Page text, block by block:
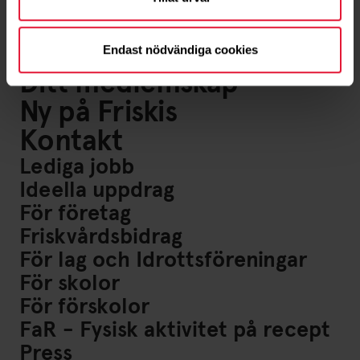
Endast nödvändiga cookies
Om oss
Föreningsliv
Ditt medlemskap
Ny på Friskis
Kontakt
Lediga jobb
Ideella uppdrag
För företag
Friskvårdsbidrag
För lag och Idrottsföreningar
För skolor
För förskolor
FaR - Fysisk aktivitet på recept
Press